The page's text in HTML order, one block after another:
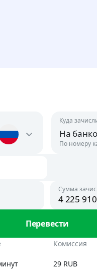
Куда
На
По номеру
USD
На
UZS
Сумма
Перевести
Комиссия
29 RUB